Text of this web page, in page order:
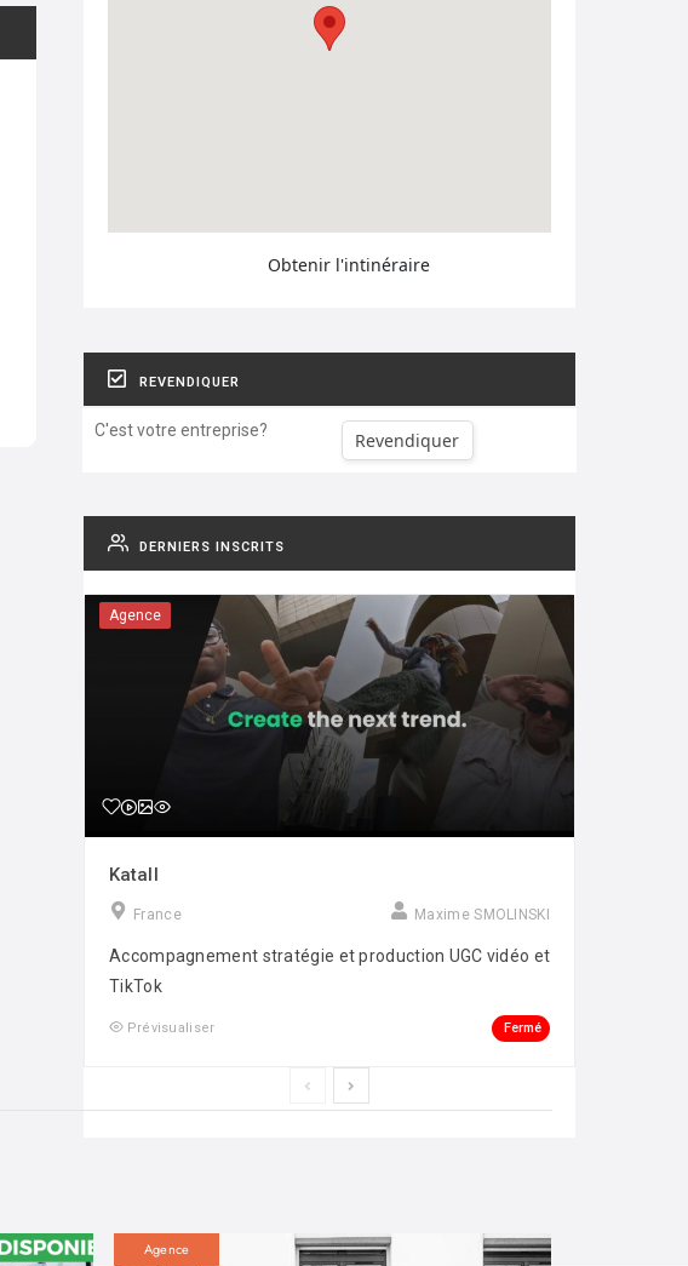
Obtenir l'intinéraire
REVENDIQUER
C'est votre entreprise? Revendiquer
DERNIERS INSCRITS
Agence
Katall
France Maxime SMOLINSKI
Accompagnement stratégie et production UGC vidéo et
TikTok
Prévisualiser Fermé
Agence